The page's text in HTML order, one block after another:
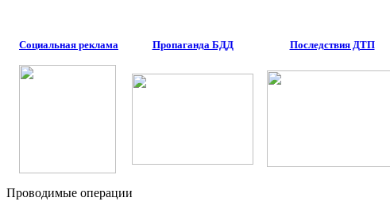
Социальная реклама Пропаганда БДД Последствия ДТП
Проводимые операции